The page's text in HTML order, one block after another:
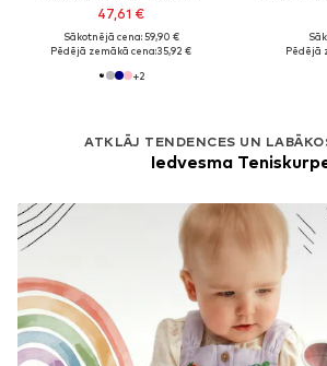
47,61 €
Sākotnējā cena: 59,90 €
Pēdējā zemākā cena:35,92 €
+2
Pēdējā
ATKLĀJ TENDENCES UN
Iedvesma